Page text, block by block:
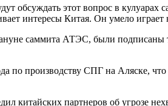
обсуждать этот вопрос в
интересы Китая. Он умело
саммита АТЭС, были
производству СПГ на Аляске,
китайских партнеров об угрозе